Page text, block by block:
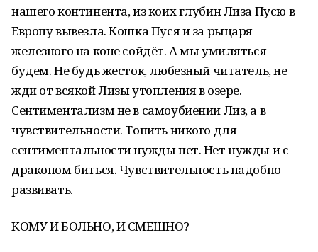
нашего континента, из коих глубин Лиза Пусю в
Европу вывезла. Кошка Пуся и за рыцаря
железного на коне сойдёт. А мы умиляться
будем. Не будь жесток, любезный читатель, не
жди от всякой Лизы утопления в озере.
Сентиментализм не в самоубиении Лиз, а в
чувствительности. Топить никого для
сентиментальности нужды нет. Нет нужды и с
драконом биться. Чувствительность надобно
развивать.
КОМУ И БОЛЬНО, И СМЕШНО?